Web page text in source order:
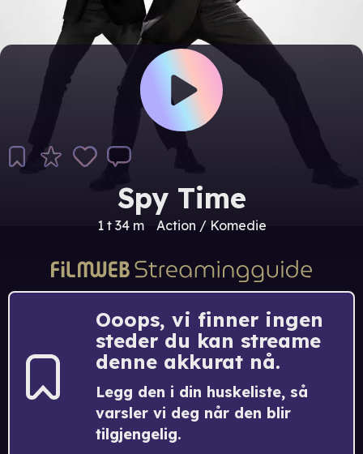
Spy Time
1 t 34 m Action / Komedie
Ooops, vi finner ingen
steder du kan streame
denne akkurat nå.
Legg den i din huskeliste, så
varsler vi deg når den blir
tilgjengelig.